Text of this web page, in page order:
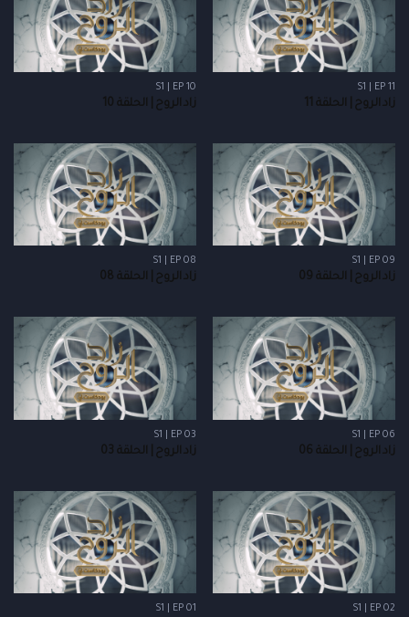
S1 | EP 11
زاد الروح | الحلقة 11
S1 | EP 10
زاد الروح | الحلقة 10
S1 | EP 09
زاد الروح | الحلقة 09
S1 | EP 08
زاد الروح | الحلقة 08
S1 | EP 06
زاد الروح | الحلقة 06
S1 | EP 03
زاد الروح | الحلقة 03
S1 | EP 02
S1 | EP 01